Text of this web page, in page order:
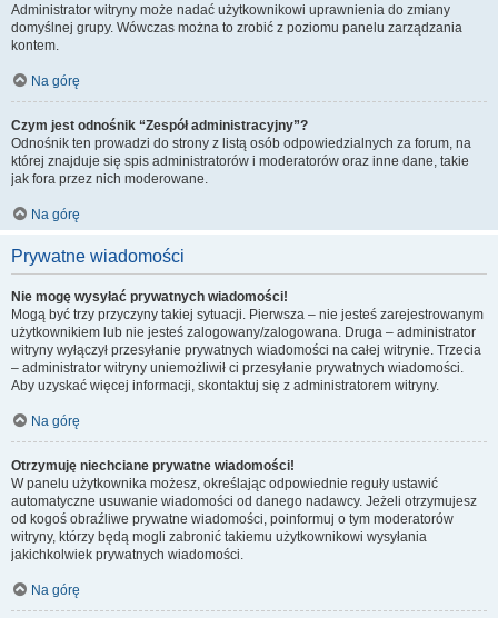
Administrator witryny może nadać użytkownikowi uprawnienia do zmiany
domyślnej grupy. Wówczas można to zrobić z poziomu panelu zarządzania
kontem.
Na górę
Czym jest odnośnik “Zespół administracyjny”?
Odnośnik ten prowadzi do strony z listą osób odpowiedzialnych za forum, na
której znajduje się spis administratorów i moderatorów oraz inne dane, takie
jak fora przez nich moderowane.
Na górę
Prywatne wiadomości
Nie mogę wysyłać prywatnych wiadomości!
Mogą być trzy przyczyny takiej sytuacji. Pierwsza – nie jesteś zarejestrowanym
użytkownikiem lub nie jesteś zalogowany/zalogowana. Druga – administrator
witryny wyłączył przesyłanie prywatnych wiadomości na całej witrynie. Trzecia
– administrator witryny uniemożliwił ci przesyłanie prywatnych wiadomości.
Aby uzyskać więcej informacji, skontaktuj się z administratorem witryny.
Na górę
Otrzymuję niechciane prywatne wiadomości!
W panelu użytkownika możesz, określając odpowiednie reguły ustawić
automatyczne usuwanie wiadomości od danego nadawcy. Jeżeli otrzymujesz
od kogoś obraźliwe prywatne wiadomości, poinformuj o tym moderatorów
witryny, którzy będą mogli zabronić takiemu użytkownikowi wysyłania
jakichkolwiek prywatnych wiadomości.
Na górę